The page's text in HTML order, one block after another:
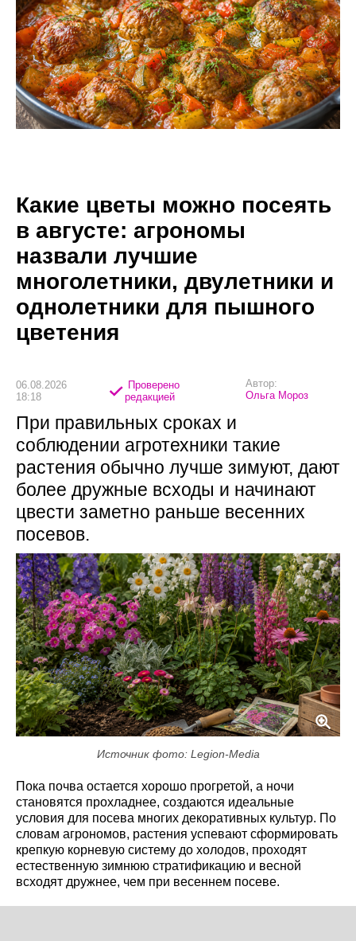
Какие цветы можно посеять
в августе: агрономы
назвали лучшие
многолетники, двулетники и
однолетники для пышного
цветения
06.08.2026
18:18
Проверено
редакцией
Автор:
Ольга Мороз
При правильных сроках и
соблюдении агротехники такие
растения обычно лучше зимуют, дают
более дружные всходы и начинают
цвести заметно раньше весенних
посевов.
Источник фото: Legion-Media
Пока почва остается хорошо прогретой, а ночи
становятся прохладнее, создаются идеальные
условия для посева многих декоративных культур. По
словам агрономов, растения успевают сформировать
крепкую корневую систему до холодов, проходят
естественную зимнюю стратификацию и весной
всходят дружнее, чем при весеннем посеве.